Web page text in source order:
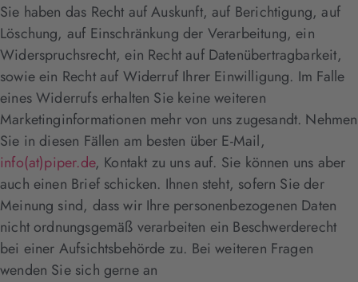
Sie haben das Recht auf Auskunft, auf Berichtigung, auf
Löschung, auf Einschränkung der Verarbeitung, ein
Widerspruchsrecht, ein Recht auf Datenübertragbarkeit,
sowie ein Recht auf Widerruf Ihrer Einwilligung. Im Falle
eines Widerrufs erhalten Sie keine weiteren
Marketinginformationen mehr von uns zugesandt. Nehmen
Sie in diesen Fällen am besten über E-Mail,
info(at)piper.de, Kontakt zu uns auf. Sie können uns aber
auch einen Brief schicken. Ihnen steht, sofern Sie der
Meinung sind, dass wir Ihre personenbezogenen Daten
nicht ordnungsgemäß verarbeiten ein Beschwerderecht
bei einer Aufsichtsbehörde zu. Bei weiteren Fragen
wenden Sie sich gerne an